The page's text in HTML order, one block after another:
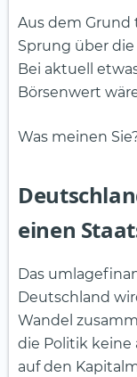
Aus dem
Sprung über
Bei aktuell
Börsenwert
Was meinen
einen
Das
Deutschland
Wandel
die Politik keine
auf den